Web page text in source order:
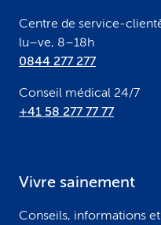
Centre de service-
lu–ve, 8–18h
0844 277 277
Conseil médical 24/7
+41 58 277 77 77
Vivre sainement
Conseils, informations